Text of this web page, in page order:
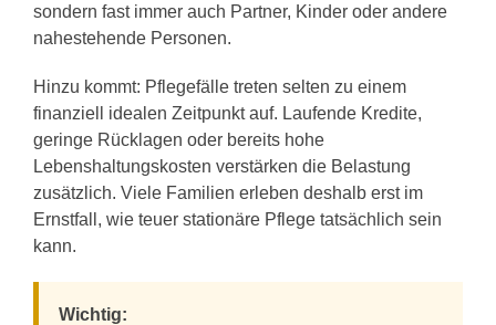
sondern fast immer auch Partner, Kinder oder andere
nahestehende Personen.
Hinzu kommt: Pflegefälle treten selten zu einem
finanziell idealen Zeitpunkt auf. Laufende Kredite,
geringe Rücklagen oder bereits hohe
Lebenshaltungskosten verstärken die Belastung
zusätzlich. Viele Familien erleben deshalb erst im
Ernstfall, wie teuer stationäre Pflege tatsächlich sein
kann.
Wichtig: